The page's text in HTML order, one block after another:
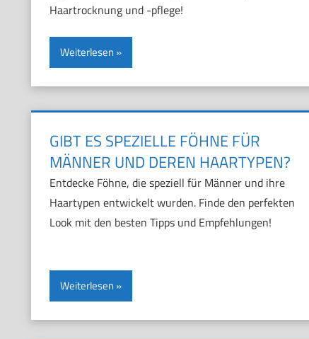
Haartrocknung und -pflege!
Weiterlesen
GIBT ES SPEZIELLE FÖHNE FÜR
MÄNNER UND DEREN HAARTYPEN?
Entdecke Föhne, die speziell für Männer und ihre
Haartypen entwickelt wurden. Finde den perfekten
Look mit den besten Tipps und Empfehlungen!
Weiterlesen